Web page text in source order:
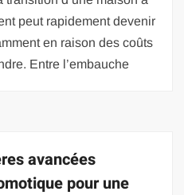
peut rapidement devenir
en raison des coûts
Entre l’embauche
avancées
pour une